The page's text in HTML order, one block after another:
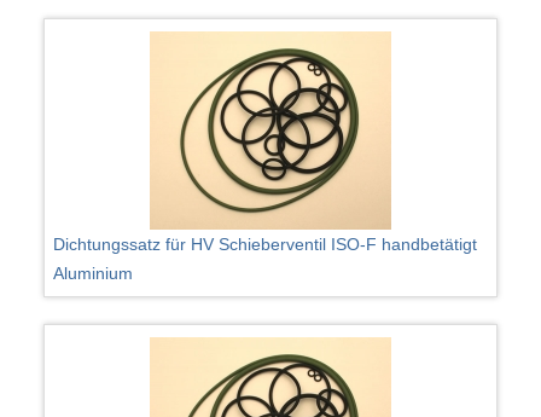
Dichtungssatz für HV Schieberventil ISO-F handbetätigt
Aluminium